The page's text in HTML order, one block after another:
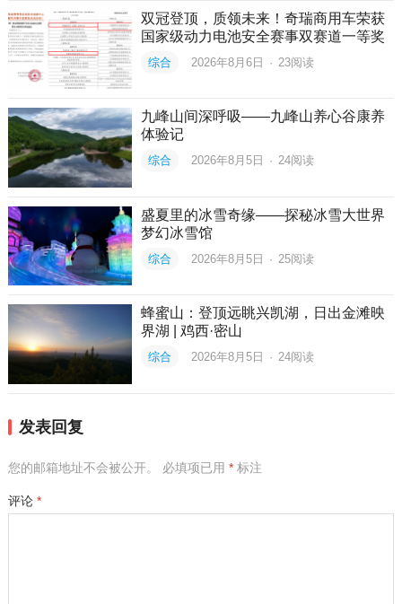
双冠登顶，质领未来！奇瑞商用车荣获
国家级动力电池安全赛事双赛道一等奖
综合 2026年8月6日 · 23阅读
九峰山间深呼吸——九峰山养心谷康养
体验记
综合 2026年8月5日 · 24阅读
盛夏里的冰雪奇缘——探秘冰雪大世界
梦幻冰雪馆
综合 2026年8月5日 · 25阅读
蜂蜜山：登顶远眺兴凯湖，日出金滩映
界湖 | 鸡西·密山
综合 2026年8月5日 · 24阅读
发表回复
您的邮箱地址不会被公开。 必填项已用 *标注
评论 *